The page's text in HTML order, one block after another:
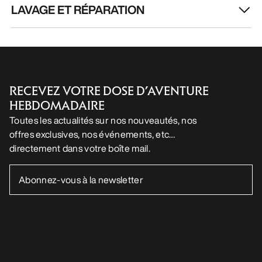
LAVAGE ET RÉPARATION
RECEVEZ VOTRE DOSE D’AVENTURE
HEBDOMADAIRE
Toutes les actualités sur nos nouveautés, nos
offres exclusives, nos événements, etc…
directement dans votre boîte mail.